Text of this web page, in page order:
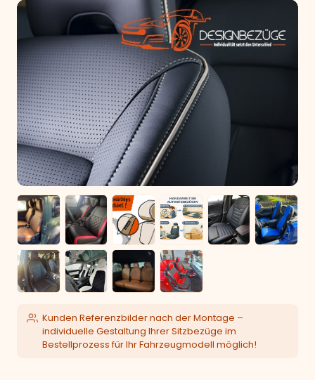
Kunden Referenzbilder nach der Montage –
individuelle Gestaltung Ihrer Sitzbezüge im
Bestellprozess für Ihr Fahrzeugmodell möglich!